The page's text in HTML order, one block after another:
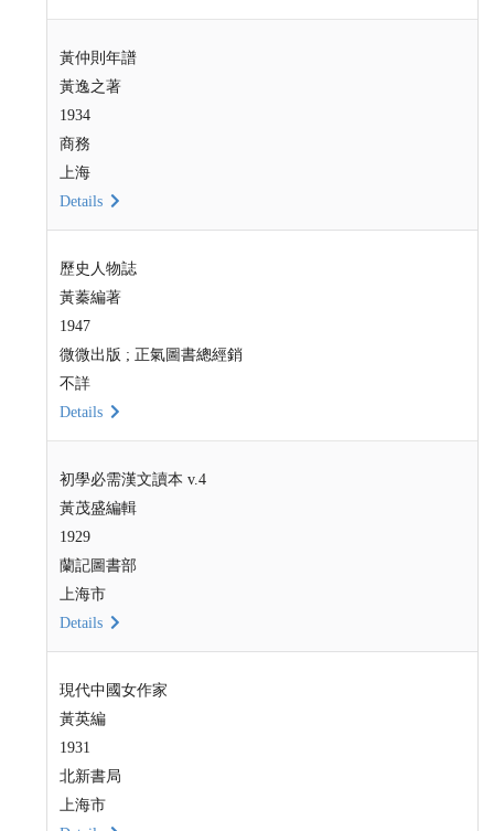
黃仲則年譜
黃逸之著
1934
商務
上海
Details
歷史人物誌
黃蓁編著
1947
微微出版 ; 正氣圖書總經銷
不詳
Details
初學必需漢文讀本 v.4
黃茂盛編輯
1929
蘭記圖書部
上海市
Details
現代中國女作家
黃英編
1931
北新書局
上海市